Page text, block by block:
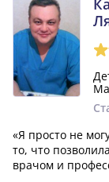
«Я просто не
то, что
врачом и